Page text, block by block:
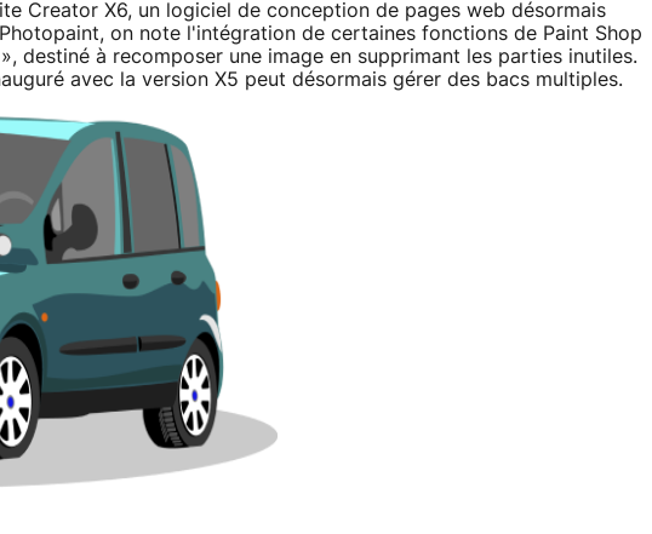
Creator X6, un logiciel de conception de pages web désormais
on note l'intégration de certaines fonctions de Paint Shop
destiné à recomposer une image en supprimant les parties inutiles.
avec la version X5 peut désormais gérer des bacs multiples.